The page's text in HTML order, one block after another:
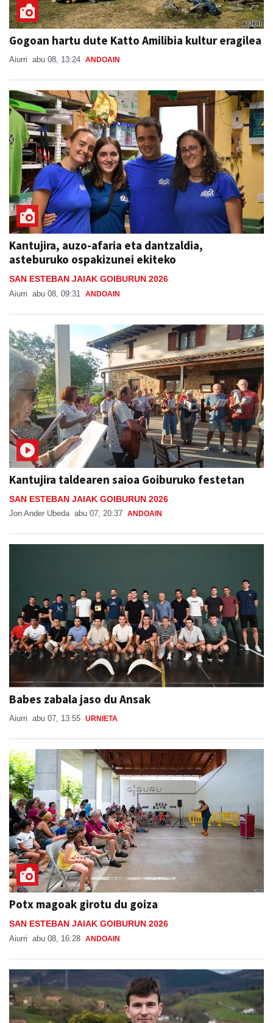
Gogoan hartu dute Katto Amilibia kultur eragilea
Aiurri abu 08, 13:24 ANDOAIN
Kantujira, auzo-afaria eta dantzaldia,
asteburuko ospakizunei ekiteko
SAN ESTEBAN JAIAK GOIBURUN 2026
Aiurri abu 08, 09:31 ANDOAIN
Kantujira taldearen saioa Goiburuko festetan
SAN ESTEBAN JAIAK GOIBURUN 2026
Jon Ander Ubeda abu 07, 20:37 ANDOAIN
Babes zabala jaso du Ansak
Aiurri abu 07, 13:55 URNIETA
Potx magoak girotu du goiza
SAN ESTEBAN JAIAK GOIBURUN 2026
Aiurri abu 08, 16:28 ANDOAIN